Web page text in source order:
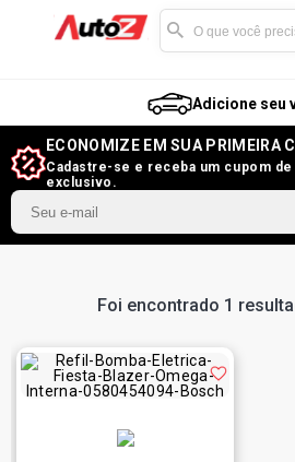
Adicione seu
ECONOMIZE EM SUA PRIMEIRA
Cadastre-se e receba um cupom
exclusivo.
Foi encontrado 1